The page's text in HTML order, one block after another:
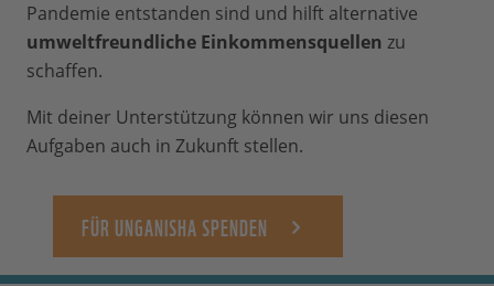
Pandemie entstanden sind und hilft alternative
umweltfreundliche Einkommensquellen zu
schaffen.
Mit deiner Unterstützung können wir uns diesen
Aufgaben auch in Zukunft stellen.
FÜR UNGANISHA SPENDEN